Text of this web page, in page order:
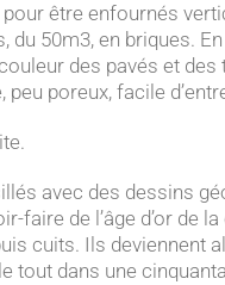
être enfournés
50m3, en briques.
des pavés et
poreux, facile
avec des dessins
de l’âge d’or de
cuits. Ils
tout dans une